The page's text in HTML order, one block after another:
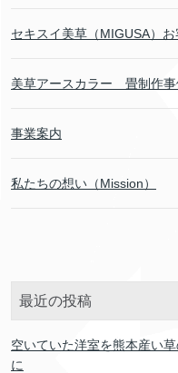
セキスイ美草（MIGUSA）
美草アースカラー 畳制作事
事業案内
私たちの想い（Mission）
最近の投稿
空いていた洋室を熊本産い
に